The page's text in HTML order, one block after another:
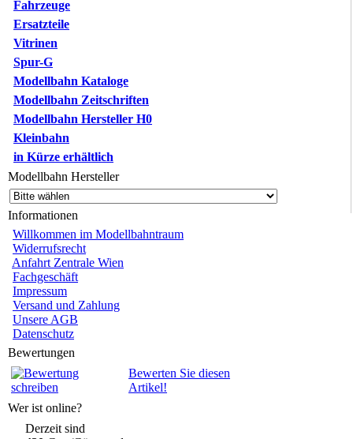
Fahrzeuge
Ersatzteile
Vitrinen
Spur-G
Modellbahn Kataloge
Modellbahn Zeitschriften
Modellbahn Hersteller H0
Kleinbahn
in Kürze erhältlich
Modellbahn Hersteller
Informationen
Willkommen im Modellbahntraum
Widerrufsrecht
Anfahrt Zentrale Wien
Fachgeschäft
Impressum
Versand und Zahlung
Unsere AGB
Datenschutz
Bewertungen
Bewerten Sie diesen
Artikel!
Wer ist online?
Derzeit sind